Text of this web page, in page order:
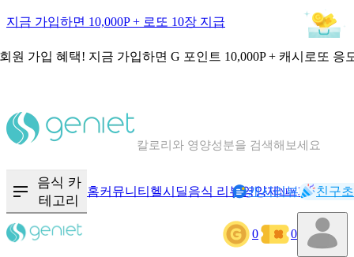
지금 가입하면 10,000P + 로또 10장 지급
원 가입 혜택! 지금 가입하면 G 포인트 10,000P + 캐시로또 응
혈당 · 다이어트 음식 검색해보세요
음식 카
테고리
홈커뮤니티 헬시딜음식 리뷰영양제NEW기록
캐시리뷰 친구
0 0
칼로리와 영양성분을 검색해보세요